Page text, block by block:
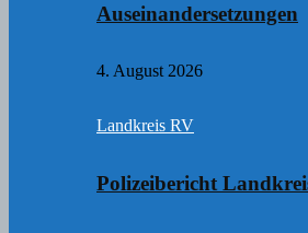
Auseinandersetzungen
4. August 2026
Landkreis RV
Polizeibericht